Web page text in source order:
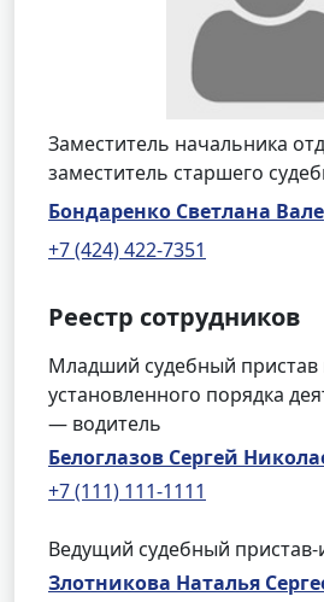
Заместитель начальника
заместитель старшего
Бондаренко Светлана
+7 (424) 422-7351
Реестр сотрудников
Младший судебный
установленного порядка
— водитель
Белоглазов Сергей
+7 (111) 111-1111
Ведущий судебный пристав-
Злотникова Наталья